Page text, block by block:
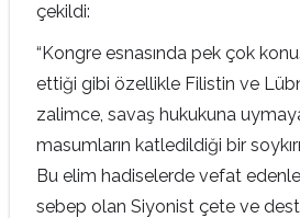
çekildi:
“Kongre esnasında pek çok
ettiği gibi özellikle Filistin ve
zalimce, savaş hukukuna
masumların katledildiği bir
Bu elim hadiselerde vefat
sebep olan Siyonist çete ve